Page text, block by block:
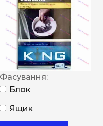
Фасування:
Блок
Ящик